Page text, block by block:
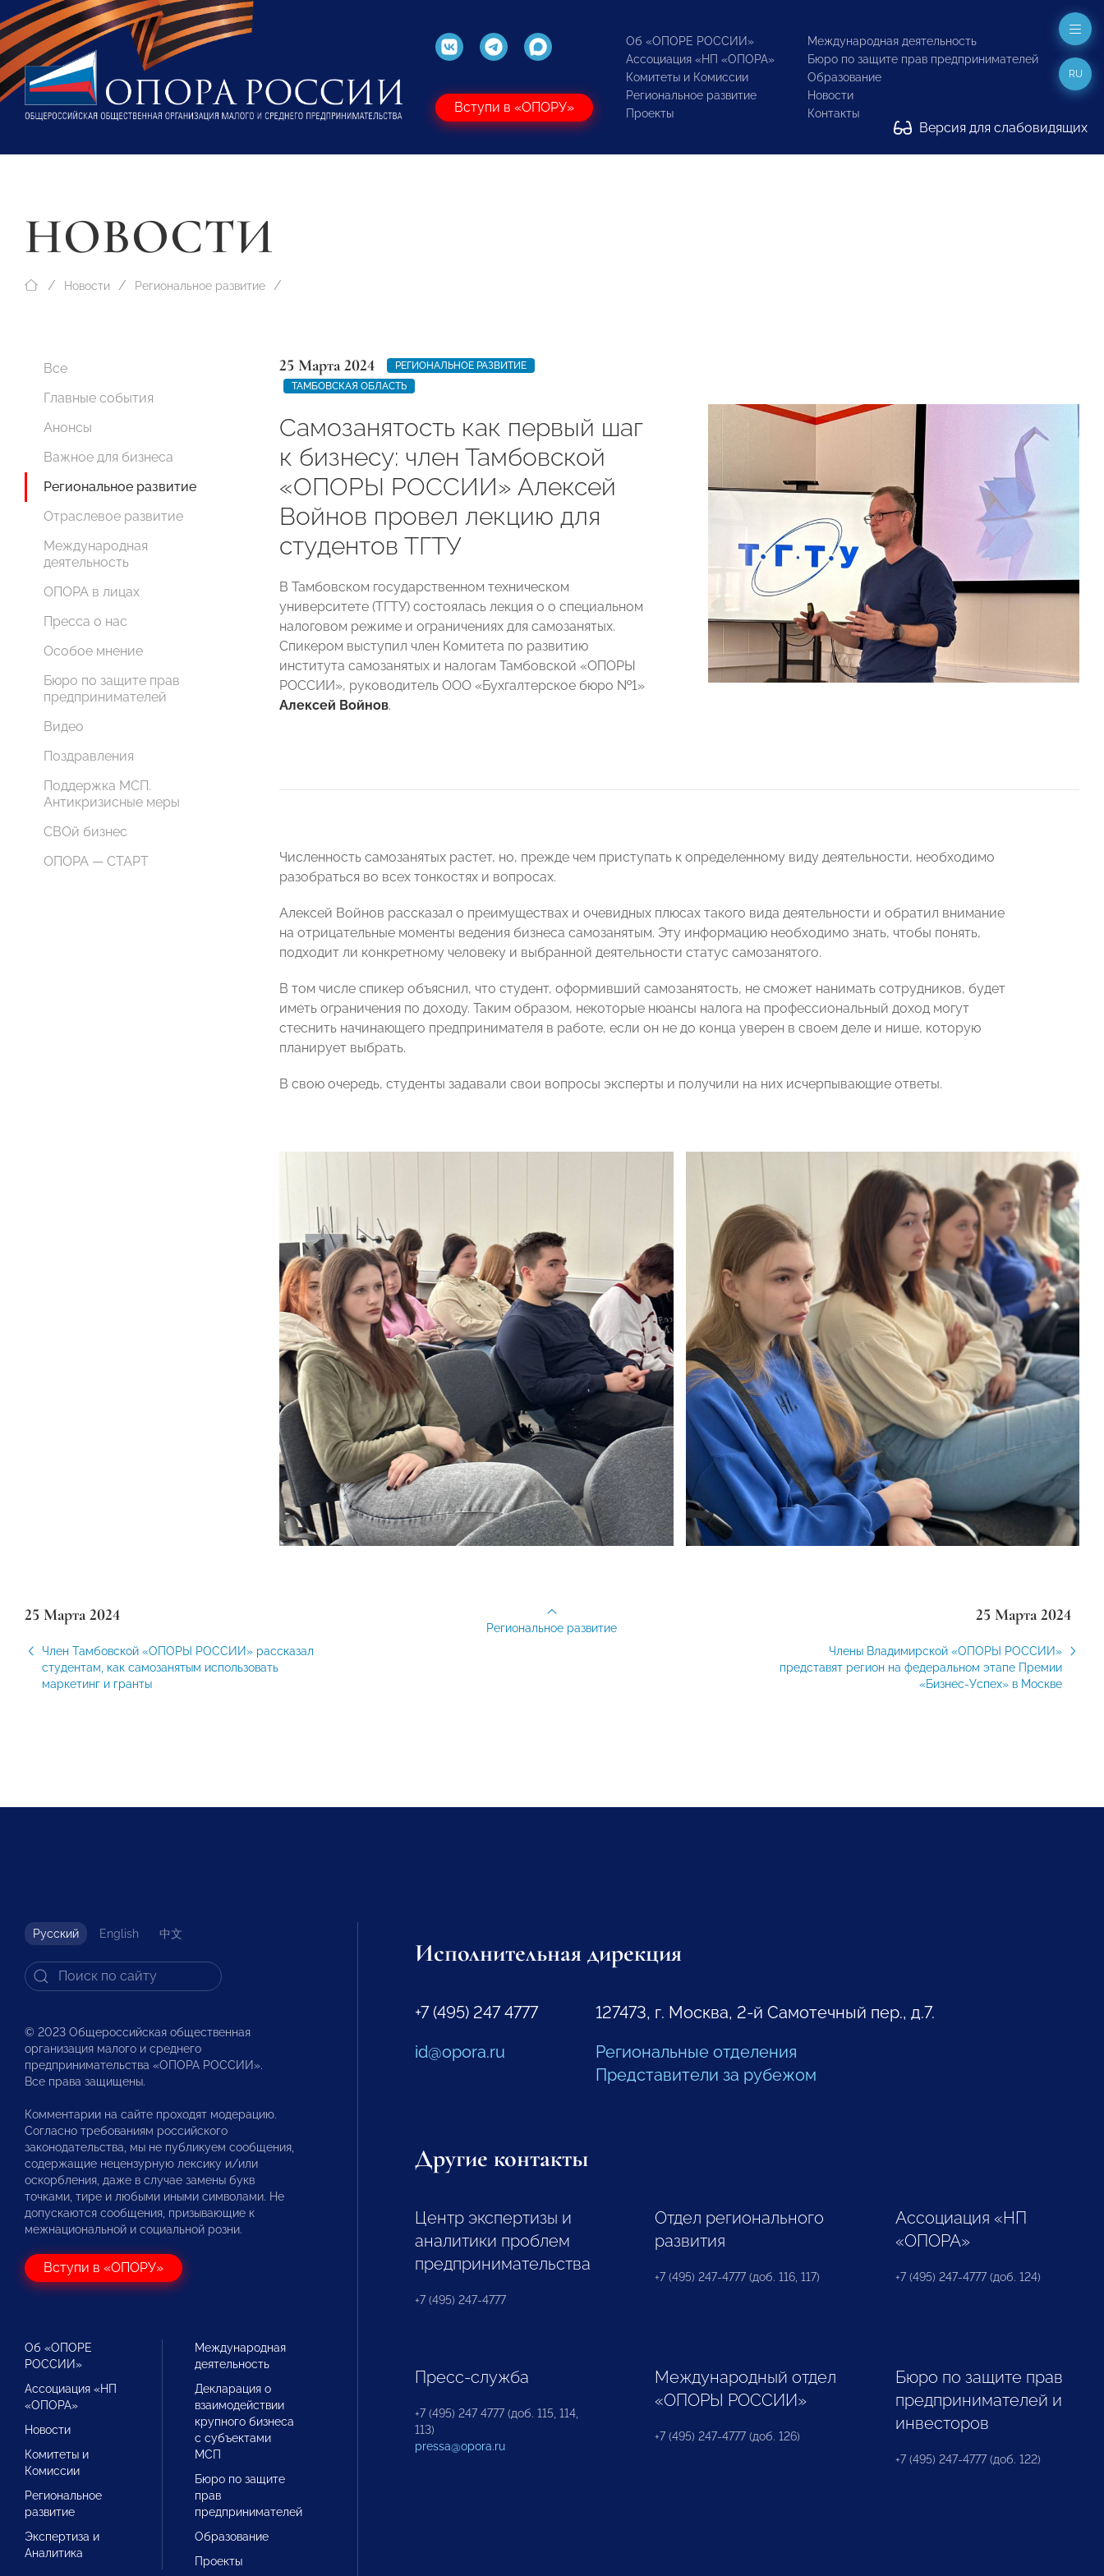
Вступи в «ОПОРУ»
Об «ОПОРЕ РОССИИ»
Ассоциация «НП «ОПОРА»
Комитеты и Комиссии
Региональное развитие
Проекты
Международная деятельность
Бюро по защите прав предпринимателей
Образование
Новости
Контакты
Версия для слабовидящих
RU
НОВОСТИ
Новости Региональное развитие
Все
Главные события
Анонсы
Важное для бизнеса
Региональное развитие
Отраслевое развитие
Международная
деятельность
ОПОРА в лицах
Пресса о нас
Особое мнение
Бюро по защите прав
предпринимателей
Видео
Поздравления
Поддержка МСП.
Антикризисные меры
СВОй бизнес
ОПОРА — СТАРТ
25 Марта 2024
РЕГИОНАЛЬНОЕ РАЗВИТИЕ
ТАМБОВСКАЯ ОБЛАСТЬ
Самозанятость как первый шаг
к бизнесу: член Тамбовской
«ОПОРЫ РОССИИ» Алексей
Войнов провел лекцию для
студентов ТГТУ
В Тамбовском государственном техническом
университете (ТГТУ) состоялась лекция о о специальном
налоговом режиме и ограничениях для самозанятых.
Спикером выступил член Комитета по развитию
института самозанятых и налогам Тамбовской «ОПОРЫ
РОССИИ», руководитель ООО «Бухгалтерское бюро №1»
Алексей Войнов.
Численность самозанятых растет, но, прежде чем приступать к определенному виду деятельности, необходимо
разобраться во всех тонкостях и вопросах.
Алексей Войнов рассказал о преимуществах и очевидных плюсах такого вида деятельности и обратил внимание
на отрицательные моменты ведения бизнеса самозанятым. Эту информацию необходимо знать, чтобы понять,
подходит ли конкретному человеку и выбранной деятельности статус самозанятого.
В том числе спикер объяснил, что студент, оформивший самозанятость, не сможет нанимать сотрудников, будет
иметь ограничения по доходу. Таким образом, некоторые нюансы налога на профессиональный доход могут
стеснить начинающего предпринимателя в работе, если он не до конца уверен в своем деле и нише, которую
планирует выбрать.
В свою очередь, студенты задавали свои вопросы эксперты и получили на них исчерпывающие ответы.
25 Марта 2024
Член Тамбовской «ОПОРЫ РОССИИ» рассказал
студентам, как самозанятым использовать
маркетинг и гранты
25 Марта 2024
Члены Владимирской «ОПОРЫ РОССИИ»
представят регион на федеральном этапе Премии
«Бизнес-Успех» в Москве
Региональное развитие
Русский English 中文
© 2023 Общероссийская общественная
организация малого и среднего
предпринимательства «ОПОРА РОССИИ».
Все права защищены.
Комментарии на сайте проходят модерацию.
Согласно требованиям российского
законодательства, мы не публикуем сообщения,
содержащие нецензурную лексику и/или
оскорбления, даже в случае замены букв
точками, тире и любыми иными символами. Не
допускаются сообщения, призывающие к
межнациональной и социальной розни.
Вступи в «ОПОРУ»
Об «ОПОРЕ
РОССИИ»
Ассоциация «НП
«ОПОРА»
Новости
Комитеты и
Комиссии
Региональное
развитие
Экспертиза и
Аналитика
Международная
деятельность
Декларация о
взаимодействии
крупного бизнеса
с субъектами
МСП
Бюро по защите
прав
предпринимателей
Образование
Проекты
Исполнительная дирекция
+7 (495) 247 4777
id@opora.ru
127473, г. Москва, 2-й Самотечный пер., д.7.
Региональные отделения
Представители за рубежом
Другие контакты
Центр экспертизы и
аналитики проблем
предпринимательства
+7 (495) 247-4777
Отдел регионального
развития
+7 (495) 247-4777 (доб. 116, 117)
Ассоциация «НП
«ОПОРА»
+7 (495) 247-4777 (доб. 124)
Пресс-служба
+7 (495) 247 4777 (доб. 115, 114,
113)
pressa@opora.ru
Международный отдел
«ОПОРЫ РОССИИ»
+7 (495) 247-4777 (доб. 126)
Бюро по защите прав
предпринимателей и
инвесторов
+7 (495) 247-4777 (доб. 122)